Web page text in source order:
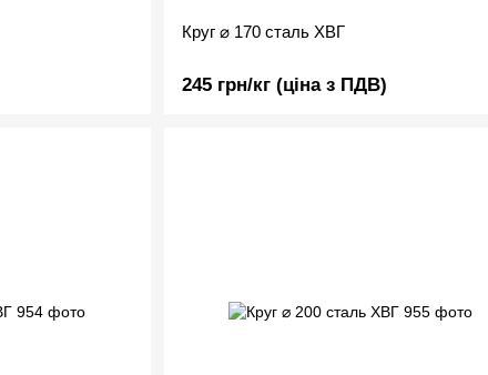
Круг ⌀ 170 сталь ХВГ
245 грн/кг (ціна з ПДВ)